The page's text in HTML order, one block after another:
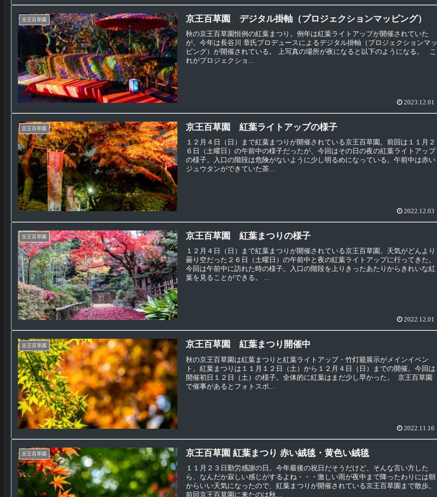
京王百草園 京王百草園 デジタル掛軸（プロジェクションマッピング）
秋の京王百草園恒例の紅葉まつり。例年は紅葉ライトアップが開催されていた
が、今年は長谷川 章氏プロデュースによるデジタル掛軸（プロジェクションマッ
ピング）が開催されている。 上写真の場所が夜になると以下のようになる。 こ
れがプロジェクショ...
2023.12.01
京王百草園 京王百草園 紅葉ライトアップの様子
１２月４日（日）まで紅葉まつりが開催されている京王百草園。前回は１１月２
６日（土曜日）の午前中の様子だったが、今回はその日の夜の紅葉ライトアップ
の様子。入口の階段は危険がないように少し明るめになっている。午前中は赤い
ジュウタンができていた茶...
2022.12.03
京王百草園 京王百草園 紅葉まつりの様子
１２月４日（日）まで紅葉まつりが開催されている京王百草園。天気がどんより
曇り空だった２６日（土曜日）の午前中と夜の紅葉ライトアップに行ってきた。
今回は午前中に訪れた時の様子。入口の階段を上りきったあたりからきれいな紅
葉を見ることができる。 ...
2022.12.01
京王百草園 京王百草園 紅葉まつり開催中
秋の京王百草園は紅葉まつりと紅葉ライトアップ・竹灯籠展示がメインイベン
ト。紅葉まつりは１１月１２日（土）から１２月４日（日）までの開催。今回は
開催初日１２日（土）の様子。全体的に紅葉はまだ少し早かった。 京王百草園
で催事があるとフォトスポ...
2022.11.16
京王百草園 京王百草園 紅葉まつり 赤い絨毯・黄色い絨毯
１１月２３日勤労感謝の日。今年最後の祝日だそうだけど、そんな言い方した
ら、なんだか寂しい感じがするよね・・・激しい雨が夜中まで降ったわりには朝
からいい天気になったので、紅葉まつりが開催されている京王百草園まで散歩。
前回京王百草園に来たのは秋...